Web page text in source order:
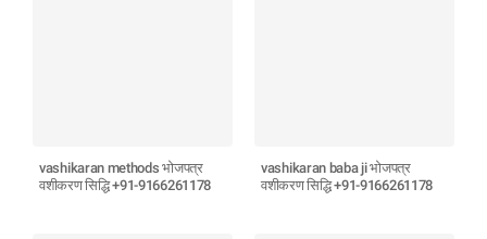
vashikaran methods भोजपत्र
वशीकरण सिद्धि +91-9166261178
vashikaran baba ji भोजपत्र
वशीकरण सिद्धि +91-9166261178